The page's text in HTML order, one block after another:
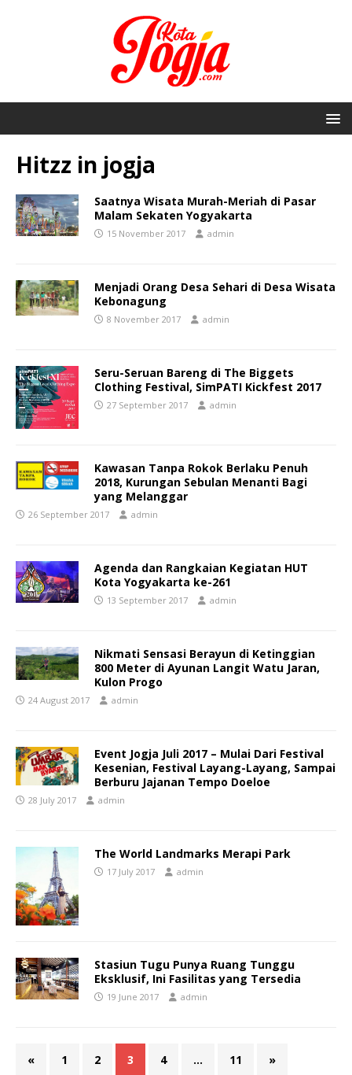
Hitzz in jogja
Saatnya Wisata Murah-Meriah di Pasar
Malam Sekaten Yogyakarta
15 November 2017 admin
Menjadi Orang Desa Sehari di Desa Wisata
Kebonagung
8 November 2017 admin
Seru-Seruan Bareng di The Biggets
Clothing Festival, SimPATI Kickfest 2017
27 September 2017 admin
Kawasan Tanpa Rokok Berlaku Penuh
2018, Kurungan Sebulan Menanti Bagi
yang Melanggar
26 September 2017 admin
Agenda dan Rangkaian Kegiatan HUT
Kota Yogyakarta ke-261
13 September 2017 admin
Nikmati Sensasi Berayun di Ketinggian
800 Meter di Ayunan Langit Watu Jaran,
Kulon Progo
24 August 2017 admin
Event Jogja Juli 2017 – Mulai Dari Festival
Kesenian, Festival Layang-Layang, Sampai
Berburu Jajanan Tempo Doeloe
28 July 2017 admin
The World Landmarks Merapi Park
17 July 2017 admin
Stasiun Tugu Punya Ruang Tunggu
Eksklusif, Ini Fasilitas yang Tersedia
19 June 2017 admin
« 1 2 3 4 … 11 »